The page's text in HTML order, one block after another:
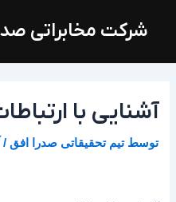
شرکت مخابراتی
آشنایی با
توسطتیم تحقیقاتی صدرا افق/